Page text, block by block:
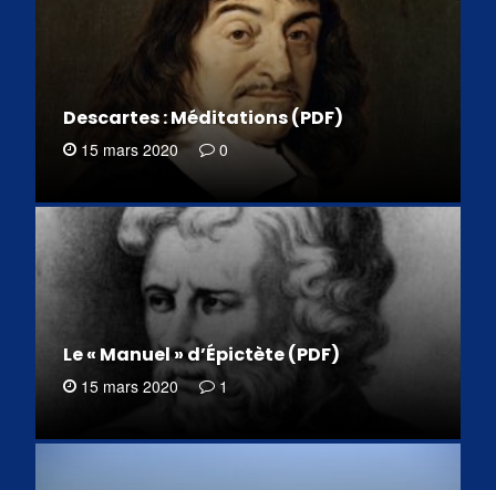
Descartes : Méditations (PDF)
15 mars 2020 0
Le « Manuel » d’Épictète (PDF)
15 mars 2020 1